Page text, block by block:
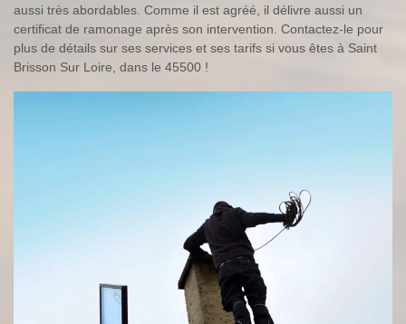
aussi très abordables. Comme il est agréé, il délivre aussi un
certificat de ramonage après son intervention. Contactez-le pour
plus de détails sur ses services et ses tarifs si vous êtes à Saint
Brisson Sur Loire, dans le 45500 !